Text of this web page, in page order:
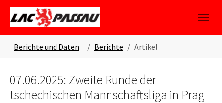
Skip to main content
Skip to page footer
Berichte und Daten Berichte Artikel
07.06.2025: Zweite Runde der
tschechischen Mannschaftsliga in Prag